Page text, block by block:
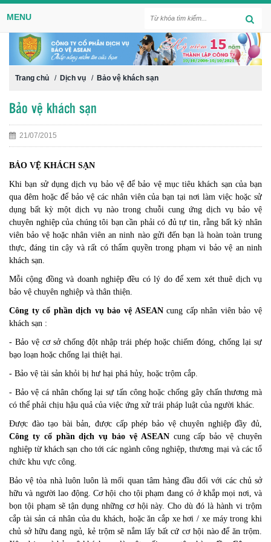
MENU
Trang chủ / Dịch vụ / Bảo vệ khách sạn
Bảo vệ khách sạn
21/07/2015
BẢO VỆ KHÁCH SẠN
Khi bạn sử dụng dịch vụ bảo vệ để bảo vệ mục tiêu khách sạn của bạn
qua đêm hoặc để bảo vệ các nhân viên của bạn tại nơi làm việc hoặc sử
dụng bất kỳ một dịch vụ nào trong chuỗi cung ứng dịch vụ bảo vệ
chuyên nghiệp của chúng tôi bạn cần phải có đủ tự tin, rằng bất kỳ nhân
viên bảo vệ hoặc nhân viên an ninh nào gửi đến bạn là hoàn toàn trung
thực, đáng tin cậy và rất có thẩm quyền trong phạm vi bảo vệ an ninh
khách sạn.
Mỗi cộng đồng và doanh nghiệp đều có lý do để xem xét thuê dịch vụ
bảo vệ chuyên nghiệp và thân thiện.
Công ty cổ phần dịch vụ bảo vệ ASEANcung cấp nhân viên bảo vệ
khách sạn :
- Bảo vệ cơ sở chống đột nhập trái phép hoặc chiếm đóng, chống lại sự
bạo loạn hoặc chống lại thiệt hại.
- Bảo vệ tài sản khỏi bị hư hại phá hủy, hoặc trộm cắp.
- Bảo vệ cá nhân chống lại sự tấn công hoặc chống gây chấn thương mà
có thể phải chịu hậu quả của việc ứng xử trái pháp luật của người khác.
Được đào tạo bài bản, được cấp phép bảo vệ chuyên nghiệp đầy đủ,
Công ty cổ phần dịch vụ bảo vệ ASEANcung cấp bảo vệ chuyên
nghiệp từ khách sạn cho tới các ngành công nghiệp, thương mại và các tổ
chức khu vực công.
Bảo vệ tòa nhà luôn luôn là mối quan tâm hàng đầu đối với các chủ sở
hữu và người lao động. Cơ hội cho tội phạm đang có ở khắp mọi nơi, và
bọn tội phạm sẽ tận dụng những cơ hội này. Cho dù đó là hành vi trộm
cắp tài sản cá nhân của du khách, hoặc ăn cắp xe hơi / xe máy trong khi
chủ sở hữu đang ngủ, kẻ trộm sẽ nắm lấy bất cứ cơ hội nào để ăn trộm.